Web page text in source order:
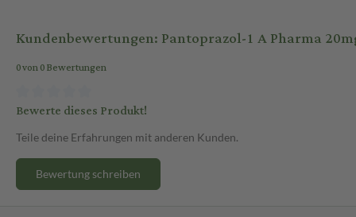
Kundenbewertungen: Pantoprazol-1 A Pharma
0 von 0 Bewertungen
Bewerte dieses Produkt!
Teile deine Erfahrungen mit anderen Kunden.
Bewertung schreiben